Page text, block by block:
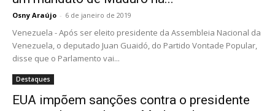
Osny Araújo - 6 de janeiro de 2019
Venezuela - Após ser eleito presidente da Assembleia Nacional da
Venezuela, o deputado Juan Guaidó, do Partido Vontade Popular,
disse que o Parlamento vai...
Destaques
EUA impõem sanções contra o presidente